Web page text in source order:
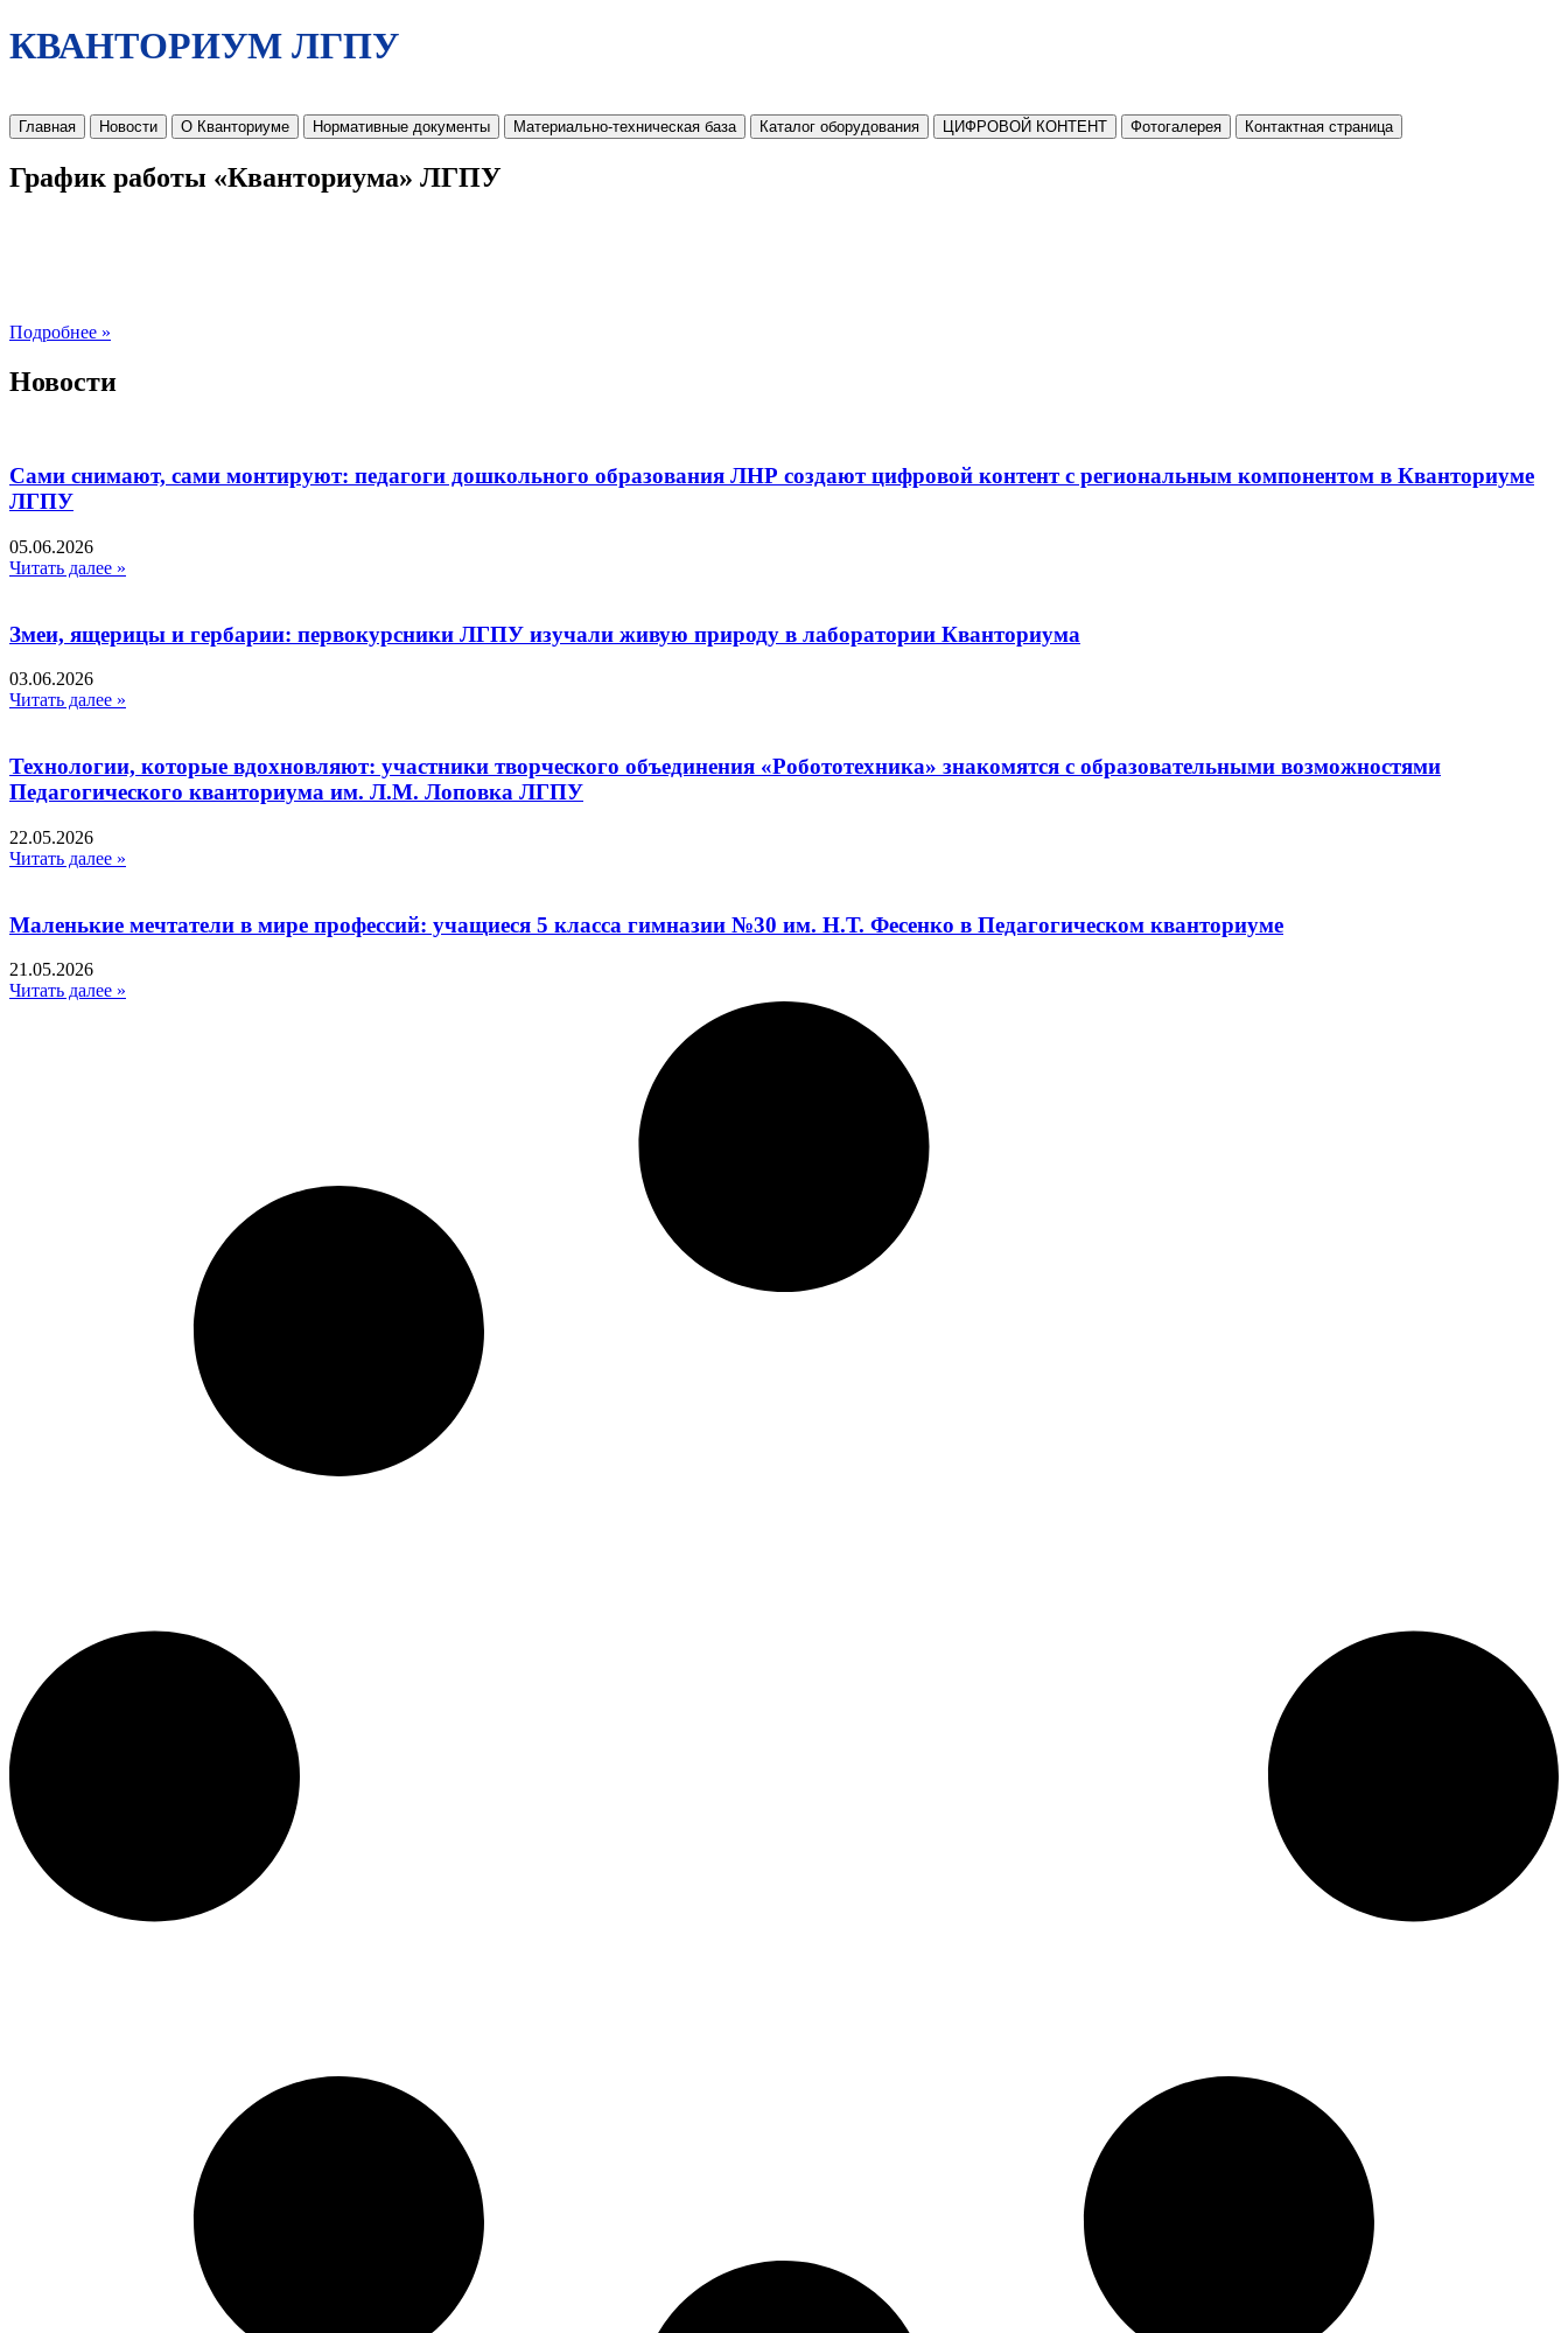
КВАНТОРИУМ ЛГПУ
Главная Новости О Кванториуме Нормативные документы Материально-техническая база Каталог оборудования ЦИФРОВОЙ КОНТЕНТ Фотогалерея Контактная страница
График работы «Кванториума» ЛГПУ
Подробнее »
Новости
Сами снимают, сами монтируют: педагоги дошкольного образования ЛНР создают цифровой контент с региональным компонентом в Кванториуме
ЛГПУ​
05.06.2026
Читать далее »
Змеи, ящерицы и гербарии: первокурсники ЛГПУ изучали живую природу в лаборатории Кванториума
03.06.2026
Читать далее »
Технологии, которые вдохновляют: участники творческого объединения «Робототехника» знакомятся с образовательными возможностями
Педагогического кванториума им. Л.М. Лоповка ЛГПУ
22.05.2026
Читать далее »
Маленькие мечтатели в мире профессий: учащиеся 5 класса гимназии №30 им. Н.Т. Фесенко в Педагогическом кванториуме
21.05.2026
Читать далее »